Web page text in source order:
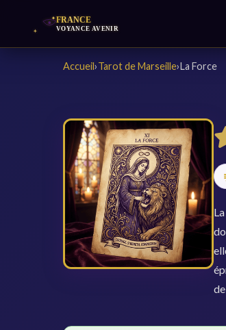
Accueil›Tarot de Marseille›La Force